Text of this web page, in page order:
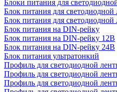
Блоки питания для
Блок питания для светодиодной
Блок питания для светодиодной
Блок питания на DIN-рейку
Блок питания на DIN-рейку 12В
Блок питания на DIN-рейку 24В
Блок питания ультратонкий
Профиль для светодиодной
Профиль для светодиодной
Профиль для светодиодной